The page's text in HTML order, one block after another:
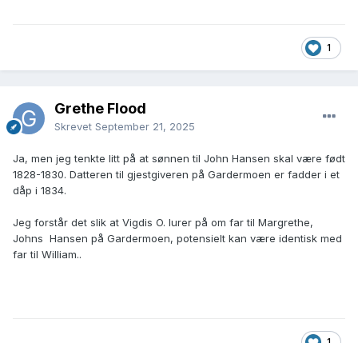
1
Grethe Flood
Skrevet September 21, 2025
Ja, men jeg tenkte litt på at sønnen til John Hansen skal være født
1828-1830. Datteren til gjestgiveren på Gardermoen er fadder i et
dåp i 1834.
Jeg forstår det slik at Vigdis O. lurer på om far til Margrethe,
Johns Hansen på Gardermoen, potensielt kan være identisk med
far til William..